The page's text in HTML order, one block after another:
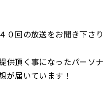
０回の放送をお聞き下さ
供頂く事になったパーソ
が届いています！